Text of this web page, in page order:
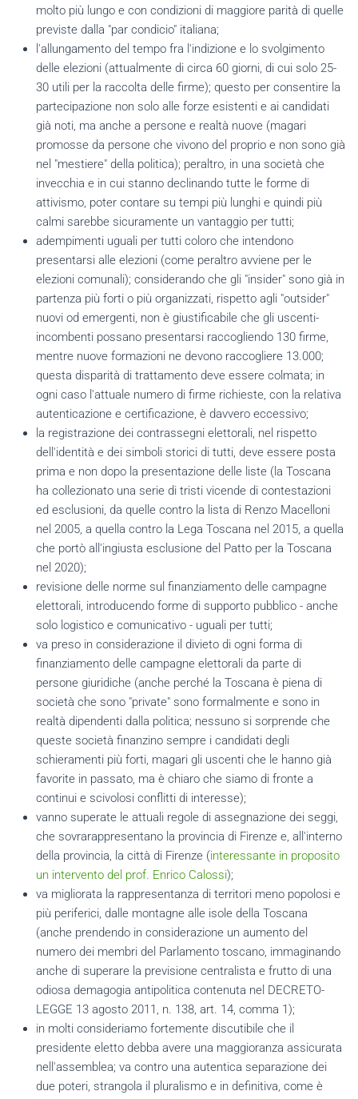
molto più lungo e con condizioni di maggiore parità di quelle
previste dalla "par condicio" italiana;
l'allungamento del tempo fra l'indizione e lo svolgimento
delle elezioni (attualmente di circa 60 giorni, di cui solo 25-
30 utili per la raccolta delle firme); questo per consentire la
partecipazione non solo alle forze esistenti e ai candidati
già noti, ma anche a persone e realtà nuove (magari
promosse da persone che vivono del proprio e non sono già
nel "mestiere" della politica); peraltro, in una società che
invecchia e in cui stanno declinando tutte le forme di
attivismo, poter contare su tempi più lunghi e quindi più
calmi sarebbe sicuramente un vantaggio per tutti;
adempimenti uguali per tutti coloro che intendono
presentarsi alle elezioni (come peraltro avviene per le
elezioni comunali); considerando che gli "insider" sono già in
partenza più forti o più organizzati, rispetto agli "outsider"
nuovi od emergenti, non è giustificabile che gli uscenti-
incombenti possano presentarsi raccogliendo 130 firme,
mentre nuove formazioni ne devono raccogliere 13.000;
questa disparità di trattamento deve essere colmata; in
ogni caso l'attuale numero di firme richieste, con la relativa
autenticazione e certificazione, è davvero eccessivo;
la registrazione dei contrassegni elettorali, nel rispetto
dell'identità e dei simboli storici di tutti, deve essere posta
prima e non dopo la presentazione delle liste (la Toscana
ha collezionato una serie di tristi vicende di contestazioni
ed esclusioni, da quelle contro la lista di Renzo Macelloni
nel 2005, a quella contro la Lega Toscana nel 2015, a quella
che portò all'ingiusta esclusione del Patto per la Toscana
nel 2020);
revisione delle norme sul finanziamento delle campagne
elettorali, introducendo forme di supporto pubblico - anche
solo logistico e comunicativo - uguali per tutti;
va preso in considerazione il divieto di ogni forma di
finanziamento delle campagne elettorali da parte di
persone giuridiche (anche perché la Toscana è piena di
società che sono "private" sono formalmente e sono in
realtà dipendenti dalla politica; nessuno si sorprende che
queste società finanzino sempre i candidati degli
schieramenti più forti, magari gli uscenti che le hanno già
favorite in passato, ma è chiaro che siamo di fronte a
continui e scivolosi conflitti di interesse);
vanno superate le attuali regole di assegnazione dei seggi,
che sovrarappresentano la provincia di Firenze e, all'interno
della provincia, la città di Firenze (interessante in proposito
un intervento del prof. Enrico Calossi);
va migliorata la rappresentanza di territori meno popolosi e
più periferici, dalle montagne alle isole della Toscana
(anche prendendo in considerazione un aumento del
numero dei membri del Parlamento toscano, immaginando
anche di superare la previsione centralista e frutto di una
odiosa demagogia antipolitica contenuta nel DECRETO-
LEGGE 13 agosto 2011, n. 138, art. 14, comma 1);
in molti consideriamo fortemente discutibile che il
presidente eletto debba avere una maggioranza assicurata
nell'assemblea; va contro una autentica separazione dei
due poteri, strangola il pluralismo e in definitiva, come è